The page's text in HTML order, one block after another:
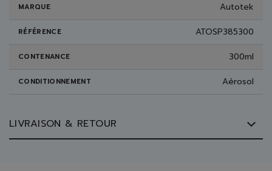
MARQUE Autotek
RÉFÉRENCE ATOSP385300
CONTENANCE 300ml
CONDITIONNEMENT Aérosol
LIVRAISON & RETOUR